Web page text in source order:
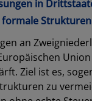
in
Strukturen
an
Ziel ist es,
zu